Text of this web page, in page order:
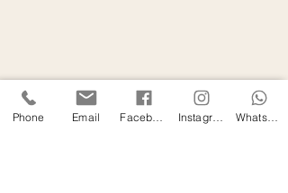
Phone Email WhatsApp